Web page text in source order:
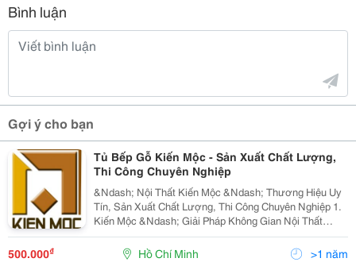
Bình luận
Gợi ý cho bạn
Tủ Bếp Gỗ Kiến Mộc - Sản Xuất Chất Lượng,
Thi Công Chuyên Nghiệp
&Ndash; Nội Thất Kiến Mộc &Ndash; Thương Hiệu Uy
Tín, Sản Xuất Chất Lượng, Thi Công Chuyên Nghiệp 1.
Kiến Mộc &Ndash; Giải Pháp Không Gian Nội Thất
Hoàn Mỹ! Công Ty Tnhh Sx &Ndash; Tm &Ndash; Dv
Trang Trí Nội Thất Kiến Mộc ( Với Thương...
500.000₫ Hồ Chí Minh >1 năm